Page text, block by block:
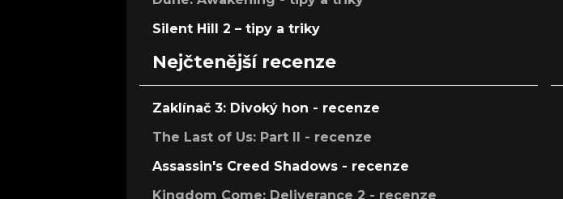
Silent Hill 2 – tipy a triky
Nejčtenější recenze
Zaklínač 3: Divoký hon - recenze
The Last of Us: Part II - recenze
Assassin's Creed Shadows - recenze
Kingdom Come: Deliverance 2 - recenze